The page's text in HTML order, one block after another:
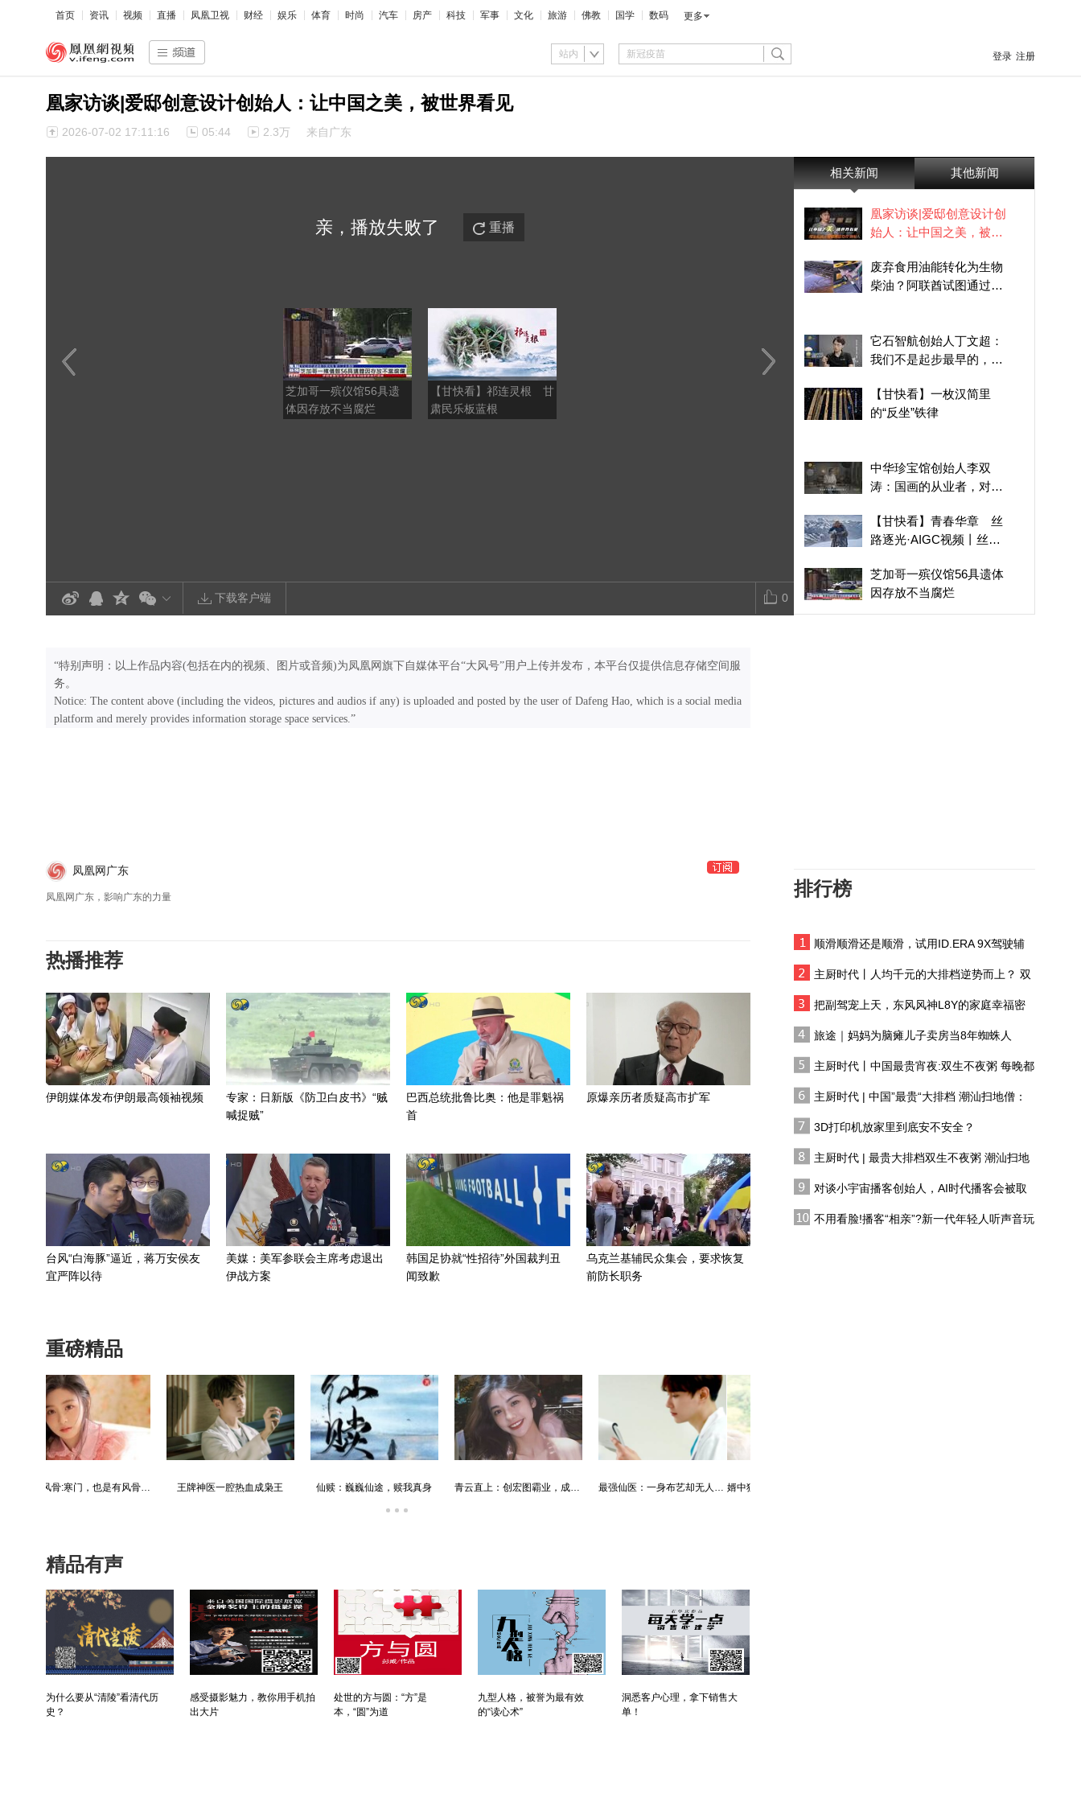
首页 资讯 视频 直播 凤凰卫视 财经 娱乐 体育 时尚 汽车 房产 科技 军事 文化 旅游 佛教 国学 数码 更多
站内 登录 注册
凰家访谈|爱邸创意设计创始人：让中国之美，被世界看见
2026-07-02 17:11:16 05:44 2.3万 来自广东
亲，播放失败了 重播
芝加哥一殡仪馆56具遗
体因存放不当腐烂
【甘快看】祁连灵根 甘
肃民乐板蓝根
在敦煌，我遇见了“时间
琥珀圆眼自带软萌滤镜
鬼鸮捕鼠护祁连
下载客户端 0
相关新闻 其他新闻
凰家访谈|爱邸创意设计创
始人：让中国之美，被世
废弃食用油能转化为生物
柴油？阿联酋试图通过技
它石智航创始人丁文超：
我们不是起步最早的，但
【甘快看】一枚汉简里
的“反坐”铁律
中华珍宝馆创始人李双
涛：国画的从业者，对这
【甘快看】青春华章 丝
路逐光·AIGC视频丨丝路
芝加哥一殡仪馆56具遗体
因存放不当腐烂
民乐再添生物多样性“名
家一级保护动物雪豹
如果文物会说话丨我是南
肃民乐板蓝根
专家：欧盟对中方的制
裁，恰恰是搬起石头砸自
揭秘南海U型线的前世今
【甘快看】甘肃武威：冰
“特别声明：以上作品内容(包括在内的视频、图片或音频)为凤凰网旗下自媒体平台“大风号”用户上传并发布，本平台仅提供信息存储空间服
务。
Notice: The content above (including the videos, pictures and audios if any) is uploaded and posted by the user of Dafeng Hao, which is a social media
platform and merely provides information storage space services.”
凤凰网广东
凤凰网广东，影响广东的力量
热播推荐
伊朗媒体发布伊朗最高领袖视频
专家：日新版《防卫白皮书》“贼
喊捉贼”
巴西总统批鲁比奥：他是罪魁祸
首
原爆亲历者质疑高市扩军
台风“白海豚”逼近，蒋万安侯友
宜严阵以待
美媒：美军参联会主席考虑退出
伊战方案
韩国足协就“性招待”外国裁判丑
闻致歉
乌克兰基辅民众集会，要求恢复
前防长职务
重磅精品
青云直上：创宏图霸业，成人生赢家 最强仙医：一身布艺却无人不识 婿中狂龙:三年上门女婿后的爆发 男人四十：家有娇妻 唐朝败家子:他深知繁荣背后的危机
精品有声
为什么要从“清陵”看清代历
史？
感受摄影魅力，教你用手机拍
出大片
处世的方与圆：“方”是
本，“圆”为道
九型人格，被誉为最有效
的“读心术”
洞悉客户心理，拿下销售大
单！
排行榜
顺滑顺滑还是顺滑，试用ID.ERA 9X驾驶辅
主厨时代丨人均千元的大排档逆势而上？ 双
把副驾宠上天，东风风神L8Y的家庭幸福密
旅途｜妈妈为脑瘫儿子卖房当8年蜘蛛人
主厨时代丨中国最贵宵夜:双生不夜粥 每晚都
主厨时代 | 中国”最贵“大排档 潮汕扫地僧：
3D打印机放家里到底安不安全？
主厨时代 | 最贵大排档双生不夜粥 潮汕扫地
对谈小宇宙播客创始人，AI时代播客会被取
不用看脸!播客“相亲”?新一代年轻人听声音玩